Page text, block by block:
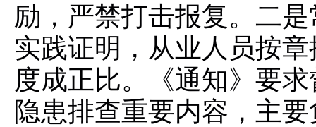
励，严禁打击报复。二
实践证明，从业人员按
度成正比。《通知》要
隐患排查重要内容，主